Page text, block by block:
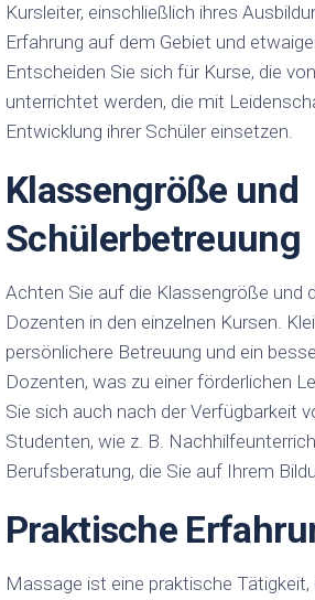
Kursleiter, einschließlich ihres
Erfahrung auf dem Gebiet und
Entscheiden Sie sich für Kurse, die
unterrichtet werden, die mit
Entwicklung ihrer Schüler einsetzen.
Klassengröße und
Schülerbetreuung
Achten Sie auf die Klassengröße und
Dozenten in den einzelnen Kursen.
persönlichere Betreuung und ein
Dozenten, was zu einer förderlichen
Sie sich auch nach der Verfügbarkeit
Studenten, wie z. B.
Berufsberatung, die Sie auf Ihrem
Praktische
Massage ist eine praktische